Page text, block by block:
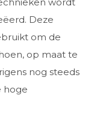
Deze
om de
op maat te
nog steeds
hoge